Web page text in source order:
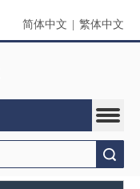
简体中文 繁体中文